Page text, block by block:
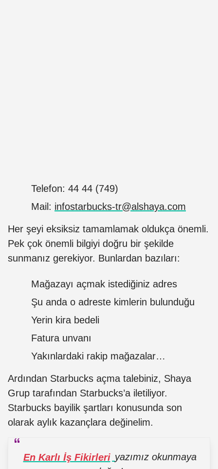
Telefon: 44 44 (749)
Mail: infostarbucks-tr@alshaya.com
Her şeyi eksiksiz tamamlamak oldukça önemli.
Pek çok önemli bilgiyi doğru bir şekilde
sunmanız gerekiyor. Bunlardan bazıları:
Mağazayı açmak istediğiniz adres
Şu anda o adreste kimlerin bulunduğu
Yerin kira bedeli
Fatura unvanı
Yakınlardaki rakip mağazalar…
Ardından Starbucks açma talebiniz, Shaya
Grup tarafından Starbucks’a iletiliyor.
Starbucks bayilik şartları konusunda son
olarak aylık kazançlara değinelim.
En Karlı İş Fikirleri yazımız okunmaya